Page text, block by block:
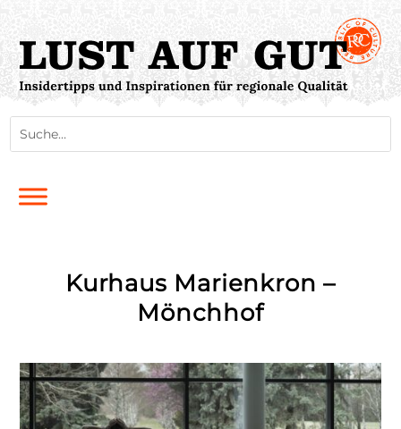
Kurhaus Marienkron –
Mönchhof